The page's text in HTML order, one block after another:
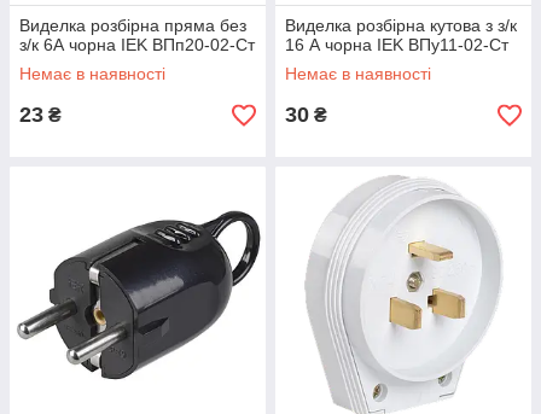
Виделка розбірна пряма без
з/к 6А чорна IEK ВПп20-02-Ст
Немає в наявності
23 ₴
Виделка розбірна кутова з з/к
16 А чорна IEK ВПу11-02-Ст
Немає в наявності
30 ₴